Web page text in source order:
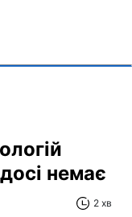
немає
2 хв